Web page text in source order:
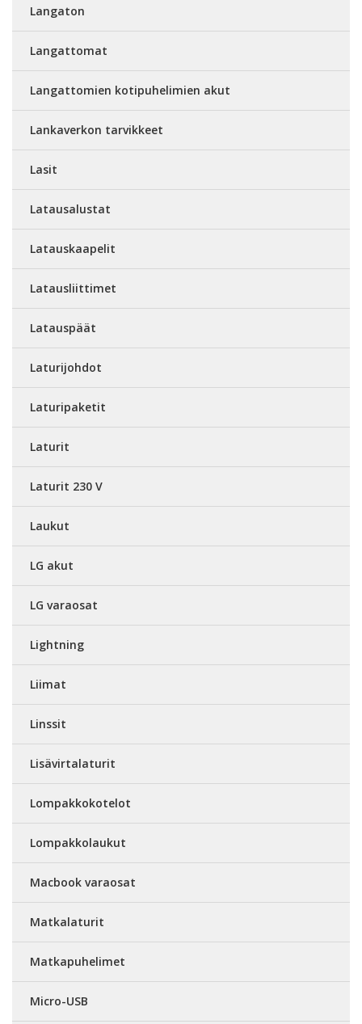
Langaton
Langattomat
Langattomien kotipuhelimien akut
Lankaverkon tarvikkeet
Lasit
Latausalustat
Latauskaapelit
Latausliittimet
Latauspäät
Laturijohdot
Laturipaketit
Laturit
Laturit 230 V
Laukut
LG akut
LG varaosat
Lightning
Liimat
Linssit
Lisävirtalaturit
Lompakkokotelot
Lompakkolaukut
Macbook varaosat
Matkalaturit
Matkapuhelimet
Micro-USB